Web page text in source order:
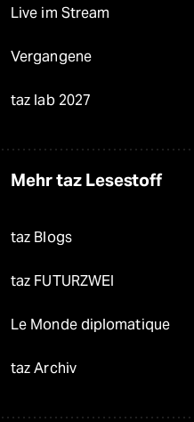
Live im Stream
Vergangene
taz lab 2027
Mehr taz Lesestoff
taz Blogs
taz FUTURZWEI
Le Monde diplomatique
taz Archiv